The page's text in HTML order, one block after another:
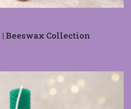
Beeswax Collection